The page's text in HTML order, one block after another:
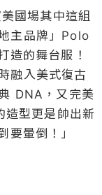
國場其中這組
主品牌」Polo
造的舞台服！
融入美式復古
DNA，又完美
型更是帥出新
要暈倒！」